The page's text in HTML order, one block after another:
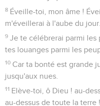
le ventre, parlant le
Ils ont un venin
l'aspic sourd qui se bouche
5
Qui n'entend pas la voix
en sorcelleries.
6
O Dieu ! dans leur
arrache les grosses dents
Qu'ils se fondent comme